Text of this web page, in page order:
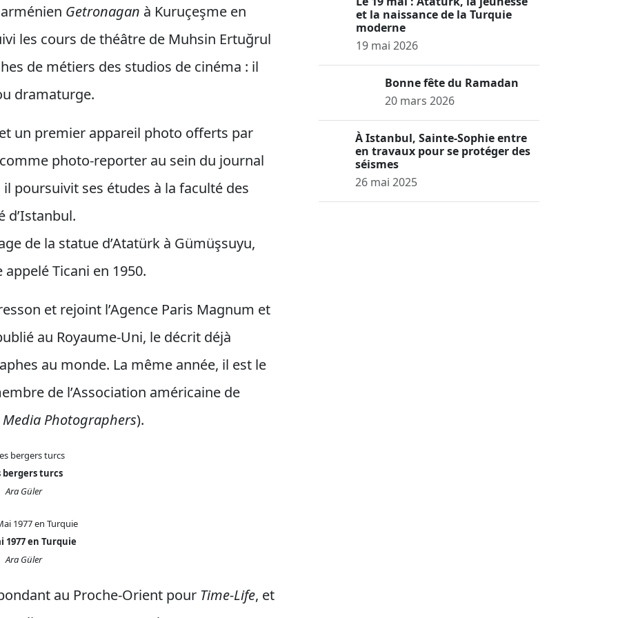
Getronagan à Kuruçeşme en
les cours de théâtre de Muhsin Ertuğrul
de métiers des studios de cinéma : il
dramaturge.
un premier appareil photo offerts par
photo-reporter au sein du journal
poursuivit ses études à la faculté des
d’Istanbul.
de la statue d’Atatürk à Gümüşsuyu,
Ticani en 1950.
et rejoint l’Agence Paris Magnum et
au Royaume-Uni, le décrit déjà
au monde. La même année, il est le
de l’Association américaine de
Photographers).
bergers turcs
Ara Güler
1977 en Turquie
Ara Güler
au Proche-Orient pour Time-Life, et
et la naissance de la Turquie
moderne
19 mai 2026
Bonne fête du Ramadan
20 mars 2026
À Istanbul, Sainte-Sophie entre
en travaux pour se protéger des
séismes
26 mai 2025